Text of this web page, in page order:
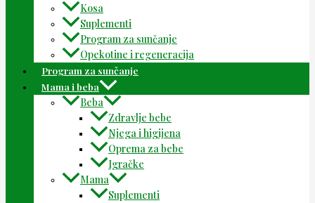
Kosa
Suplementi
Program za sunčanje
Opekotine i regeneracija
Program za sunčanje
Mama i beba
Beba
Zdravlje bebe
Njega i higijena
Oprema za bebe
Igračke
Mama
Suplementi